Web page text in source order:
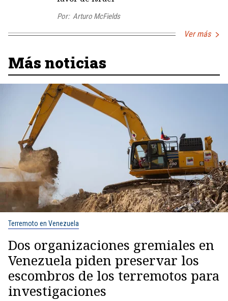
Por: Arturo McFields
Ver más
Más noticias
Terremoto en Venezuela
Dos organizaciones gremiales en
Venezuela piden preservar los
escombros de los terremotos para
investigaciones